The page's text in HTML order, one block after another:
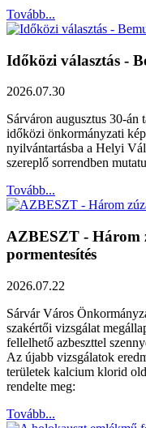
Tovább...
Időközi választás -
2026.07.30
Sárváron augusztus 30-án
időközi önkormányzati
nyilvántartásba a Helyi
szereplő sorrendben
Tovább...
AZBESZT - Három
pormentesítés
2026.07.22
Sárvár Város
szakértői vizsgálat
fellelhető azbeszttel
Az újabb vizsgálatok
területek kalcium klorid
rendelte meg:
Tovább...